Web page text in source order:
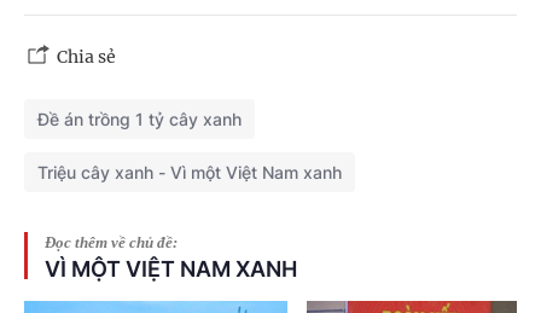
Chia sẻ
Đề án trồng 1 tỷ cây xanh
Triệu cây xanh - Vì một Việt Nam xanh
Đọc thêm về chủ đề:
VÌ MỘT VIỆT NAM XANH